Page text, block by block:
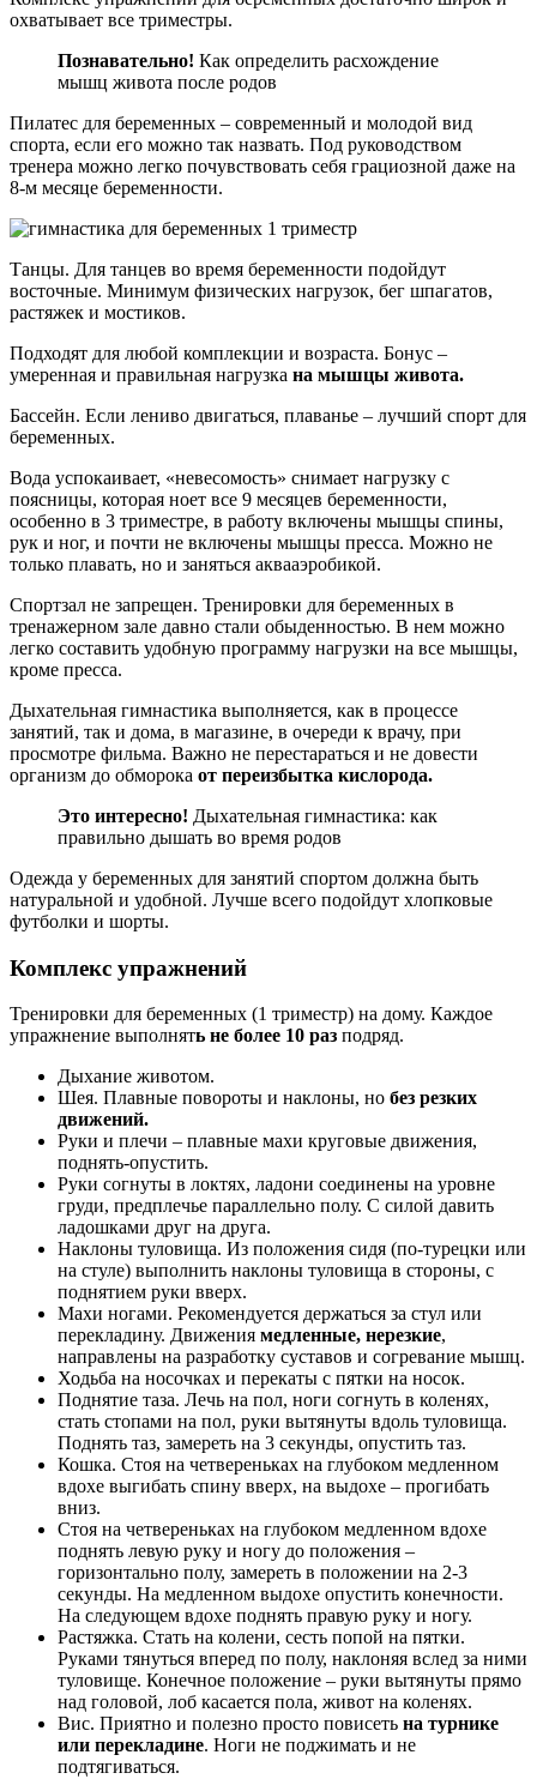
охватывает все триместры.
Познавательно! Как определить расхождение
мышц живота после родов
Пилатес для беременных – современный и молодой вид
спорта, если его можно так назвать. Под руководством
тренера можно легко почувствовать себя грациозной даже на
8-м месяце беременности.
Танцы. Для танцев во время беременности подойдут
восточные. Минимум физических нагрузок, бег шпагатов,
растяжек и мостиков.
Подходят для любой комплекции и возраста. Бонус –
умеренная и правильная нагрузка на мышцы живота.
Бассейн. Если лениво двигаться, плаванье – лучший спорт для
беременных.
Вода успокаивает, «невесомость» снимает нагрузку с
поясницы, которая ноет все 9 месяцев беременности,
особенно в 3 триместре, в работу включены мышцы спины,
рук и ног, и почти не включены мышцы пресса. Можно не
только плавать, но и заняться аквааэробикой.
Спортзал не запрещен. Тренировки для беременных в
тренажерном зале давно стали обыденностью. В нем можно
легко составить удобную программу нагрузки на все мышцы,
кроме пресса.
Дыхательная гимнастика выполняется, как в процессе
занятий, так и дома, в магазине, в очереди к врачу, при
просмотре фильма. Важно не перестараться и не довести
организм до обморока от переизбытка кислорода.
Это интересно! Дыхательная гимнастика: как
правильно дышать во время родов
Одежда у беременных для занятий спортом должна быть
натуральной и удобной. Лучше всего подойдут хлопковые
футболки и шорты.
Комплекс упражнений
Тренировки для беременных (1 триместр) на дому. Каждое
упражнение выполнять не более 10 раз подряд.
Дыхание животом.
Шея. Плавные повороты и наклоны, но без резких
движений.
Руки и плечи – плавные махи круговые движения,
поднять-опустить.
Руки согнуты в локтях, ладони соединены на уровне
груди, предплечье параллельно полу. С силой давить
ладошками друг на друга.
Наклоны туловища. Из положения сидя (по-турецки или
на стуле) выполнить наклоны туловища в стороны, с
поднятием руки вверх.
Махи ногами. Рекомендуется держаться за стул или
перекладину. Движения медленные, нерезкие,
направлены на разработку суставов и согревание мышц.
Ходьба на носочках и перекаты с пятки на носок.
Поднятие таза. Лечь на пол, ноги согнуть в коленях,
стать стопами на пол, руки вытянуты вдоль туловища.
Поднять таз, замереть на 3 секунды, опустить таз.
Кошка. Стоя на четвереньках на глубоком медленном
вдохе выгибать спину вверх, на выдохе – прогибать
вниз.
Стоя на четвереньках на глубоком медленном вдохе
поднять левую руку и ногу до положения –
горизонтально полу, замереть в положении на 2-3
секунды. На медленном выдохе опустить конечности.
На следующем вдохе поднять правую руку и ногу.
Растяжка. Стать на колени, сесть попой на пятки.
Руками тянуться вперед по полу, наклоняя вслед за ними
туловище. Конечное положение – руки вытянуты прямо
над головой, лоб касается пола, живот на коленях.
Вис. Приятно и полезно просто повисеть на турнике
или перекладине. Ноги не поджимать и не
подтягиваться.